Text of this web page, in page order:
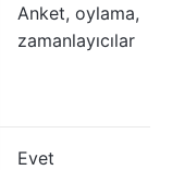
Anket, oylama,
zamanlayıcılar
Evet